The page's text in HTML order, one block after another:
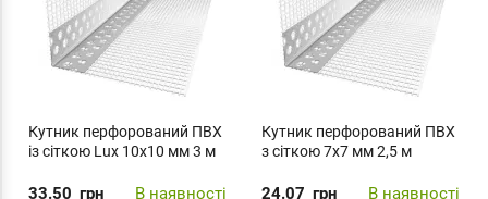
Кутник перфорований ПВХ
із сіткою Lux 10х10 мм 3 м
33.50 грн В наявності
Кутник перфорований ПВХ
з сіткою 7х7 мм 2,5 м
24.07 грн В наявності